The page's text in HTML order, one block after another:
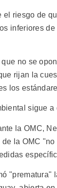
el riesgo de
inferiores
no se
rijan la
los
sigue
la OMC,
la OMC